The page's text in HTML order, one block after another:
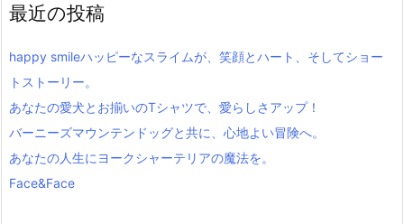
最近の投稿
happy smileハッピーなスライムが、笑顔とハート、そしてショー
トストーリー。
あなたの愛犬とお揃いのTシャツで、愛らしさアップ！
バーニーズマウンテンドッグと共に、心地よい冒険へ。
あなたの人生にヨークシャーテリアの魔法を。
Face&Face